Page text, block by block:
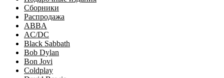
Сборники
Распродажа
ABBA
AC/DC
Black Sabbath
Bob Dylan
Bon Jovi
Coldplay